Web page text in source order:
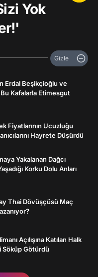
Yok
Gizle
Erdal Beşikçioğlu ve
Kafalarla Etimesgut
Fiyatlarının Ucuzluğu
Hayrete Düşürdü
Yakalanan Dağcı
Korku Dolu Anları
Thai Dövüşçüsü Maç
Açılışına Katılan Halk
Söküp Götürdü